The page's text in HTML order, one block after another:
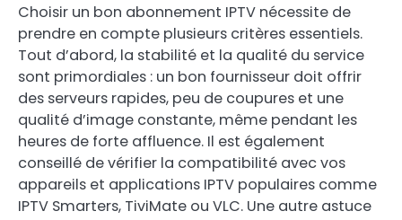
Choisir un bon abonnement IPTV nécessite de
prendre en compte plusieurs critères essentiels.
Tout d’abord, la stabilité et la qualité du service
sont primordiales : un bon fournisseur doit offrir
des serveurs rapides, peu de coupures et une
qualité d’image constante, même pendant les
heures de forte affluence. Il est également
conseillé de vérifier la compatibilité avec vos
appareils et applications IPTV populaires comme
IPTV Smarters, TiviMate ou VLC. Une autre astuce